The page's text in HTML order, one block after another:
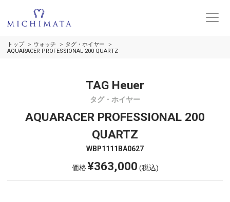
トップ ウォッチ
タグ・ホイヤー
AQUARACER PROFESSIONAL 200 QUARTZ
TAG Heuer
タグ・ホイヤー
AQUARACER PROFESSIONAL 200
QUARTZ
WBP1111BA0627
価格¥363,000 (税込)